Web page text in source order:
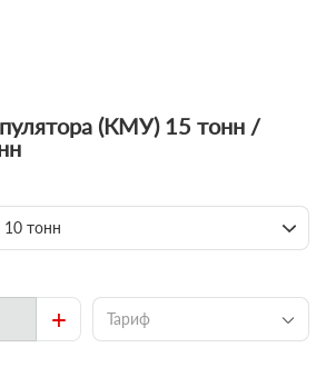
(КМУ) 15 тонн /
10 тонн
+ Тариф